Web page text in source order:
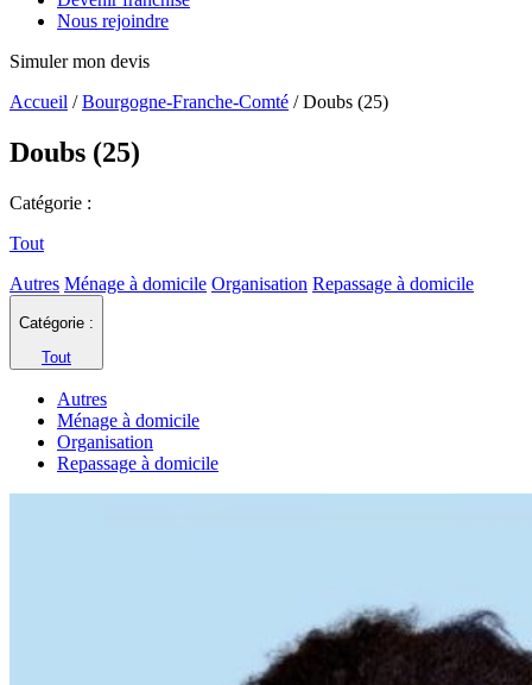
Nous rejoindre
Simuler mon devis
Accueil /Bourgogne-Franche-Comté /Doubs (25)
Doubs (25)
Catégorie :
Tout
Autres Ménage à domicile Organisation Repassage à domicile
Catégorie :
Tout
Autres
Ménage à domicile
Organisation
Repassage à domicile